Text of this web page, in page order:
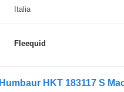
Italia
Fleequid
Humbaur HKT 183117 S